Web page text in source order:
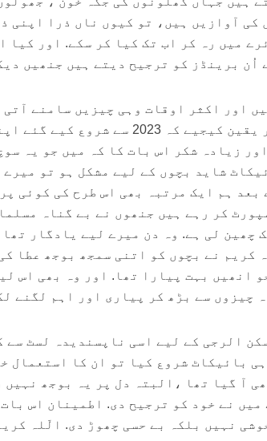
کی آوازیں ہیں، تو کیوں ناں ذرا اپنی
میں رہ کر اب تک کیا کر سکے. اور کیا
اُن برینڈز کو ترجیح دیتے ہیں جنھیں
اور اکثر اوقات وہی چیزیں سامنے
پسند کرتے آئے، مگر یقین کیجیے کہ
زیادہ شکر اس بات کا کہ میں جو یہ
شاید بچوں کے لیے مشکل ہو تو
بعد ہم ایک مرتبہ بھی اس طرح کی کوئی
کر رہے ہیں جنھوں نے بے گناہ
چھین لی ہے. وہ دن میرے لیے یادگار
کریم نے بچوں کو اتنی سمجھ بوجھ عطا
انھیں بہت پیارا تھا. اور وہ بھی اس
چیزوں سے بڑھ کر پیاری اور اہم لگنے
2023 میں اسکن الرجی کے لیے اسی ناپسندیدہ
بائیکاٹ شروع کیا تو ان کا استعمال
آ گیا تھا ،البتہ دل پر یہ بوجھ نہیں
میں نے خود کو ترجیح دی. اطمینان اس
نہیں بلکہ بے حسی چھوڑ دی. الّلہ